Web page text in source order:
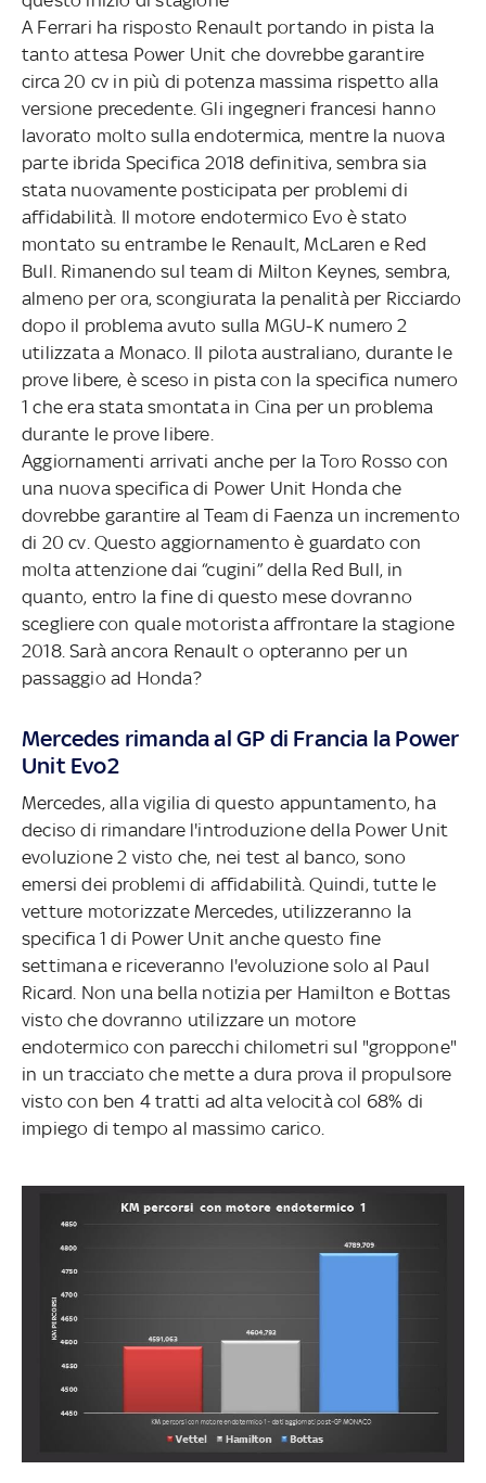
A Ferrari ha risposto Renault portando in pista la
tanto attesa Power Unit che dovrebbe garantire
circa 20 cv in più di potenza massima rispetto alla
versione precedente. Gli ingegneri francesi hanno
lavorato molto sulla endotermica, mentre la nuova
parte ibrida Specifica 2018 definitiva, sembra sia
stata nuovamente posticipata per problemi di
affidabilità. Il motore endotermico Evo è stato
montato su entrambe le Renault, McLaren e Red
Bull. Rimanendo sul team di Milton Keynes, sembra,
almeno per ora, scongiurata la penalità per Ricciardo
dopo il problema avuto sulla MGU-K numero 2
utilizzata a Monaco. Il pilota australiano, durante le
prove libere, è sceso in pista con la specifica numero
1 che era stata smontata in Cina per un problema
durante le prove libere.
Aggiornamenti arrivati anche per la Toro Rosso con
una nuova specifica di Power Unit Honda che
dovrebbe garantire al Team di Faenza un incremento
di 20 cv. Questo aggiornamento è guardato con
molta attenzione dai “cugini” della Red Bull, in
quanto, entro la fine di questo mese dovranno
scegliere con quale motorista affrontare la stagione
2018. Sarà ancora Renault o opteranno per un
passaggio ad Honda?
Mercedes rimanda al GP di Francia la Power
Unit Evo2
Mercedes, alla vigilia di questo appuntamento, ha
deciso di rimandare l'introduzione della Power Unit
evoluzione 2 visto che, nei test al banco, sono
emersi dei problemi di affidabilità. Quindi, tutte le
vetture motorizzate Mercedes, utilizzeranno la
specifica 1 di Power Unit anche questo fine
settimana e riceveranno l'evoluzione solo al Paul
Ricard. Non una bella notizia per Hamilton e Bottas
visto che dovranno utilizzare un motore
endotermico con parecchi chilometri sul "groppone"
in un tracciato che mette a dura prova il propulsore
visto con ben 4 tratti ad alta velocità col 68% di
impiego di tempo al massimo carico.